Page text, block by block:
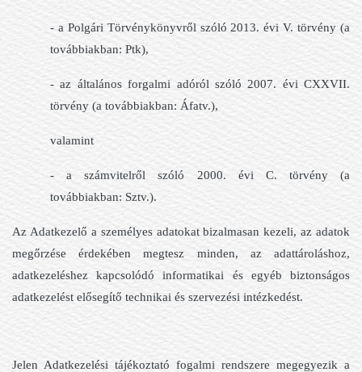
- a Polgári Törvénykönyvről szóló 2013. évi V. törvény (a
továbbiakban: Ptk),
- az általános forgalmi adóról szóló 2007. évi CXXVII.
törvény (a továbbiakban: Áfatv.),
valamint
- a számvitelről szóló 2000. évi C. törvény (a
továbbiakban: Sztv.).
Az Adatkezelő a személyes adatokat bizalmasan kezeli, az adatok
megőrzése érdekében megtesz minden, az adattároláshoz,
adatkezeléshez kapcsolódó informatikai és egyéb biztonságos
adatkezelést elősegítő technikai és szervezési intézkedést.
Jelen Adatkezelési tájékoztató fogalmi rendszere megegyezik a